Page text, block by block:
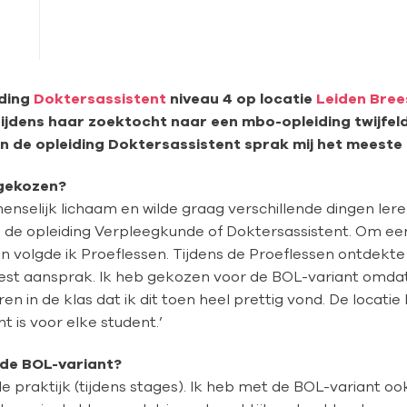
Doktersassistent niveau 4 op locatie Leiden
haar zoektocht naar een mbo-opleiding
de opleiding Doktersassistent sprak mij het meeste
lichaam en wilde graag verschillende dingen
opleiding Verpleegkunde of Doktersassistent. Om
volgde ik Proeflessen. Tijdens de Proeflessen
aansprak. Ik heb gekozen voor de BOL-variant
in de klas dat ik dit toen heel prettig vond. De
is voor elke student.’
BOL-variant?
praktijk (tijdens stages). Ik heb met de BOL-variant